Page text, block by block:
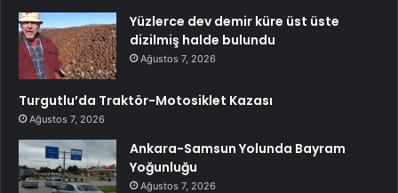
Yüzlerce dev demir küre üst üste
dizilmiş halde bulundu
Ağustos 7, 2026
Turgutlu’da Traktör-Motosiklet Kazası
Ağustos 7, 2026
Ankara-Samsun Yolunda Bayram
Yoğunluğu
Ağustos 7, 2026